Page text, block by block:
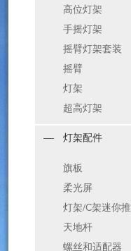
高位灯架
手摇灯架
摇臂灯架套装
摇臂
灯架
超高灯架
灯架配件
旗板
柔光屏
灯架/C架迷你
天地杆
螺丝和适配器